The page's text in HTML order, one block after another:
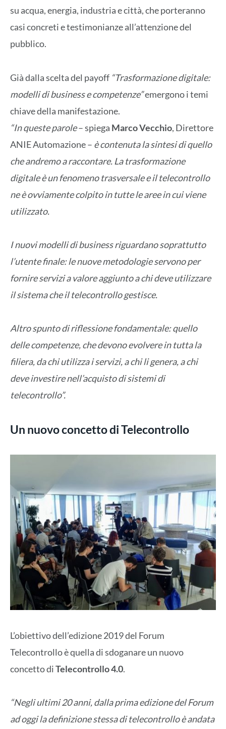
su acqua, energia, industria e città, che porteranno
casi concreti e testimonianze all’attenzione del
pubblico.
Già dalla scelta del payoff “Trasformazione digitale:
modelli di business e competenze”emergono i temi
chiave della manifestazione.
“In queste parole– spiega Marco Vecchio, Direttore
ANIE Automazione – è contenuta la sintesi di quello
che andremo a raccontare. La trasformazione
digitale è un fenomeno trasversale e il telecontrollo
ne è ovviamente colpito in tutte le aree in cui viene
utilizzato.
I nuovi modelli di business riguardano soprattutto
l’utente finale: le nuove metodologie servono per
fornire servizi a valore aggiunto a chi deve utilizzare
il sistema che il telecontrollo gestisce.
Altro spunto di riflessione fondamentale: quello
delle competenze, che devono evolvere in tutta la
filiera, da chi utilizza i servizi, a chi li genera, a chi
deve investire nell’acquisto di sistemi di
telecontrollo”.
Un nuovo concetto di Telecontrollo
L’obiettivo dell’edizione 2019 del Forum
Telecontrollo è quella di sdoganare un nuovo
concetto diTelecontrollo 4.0.
“Negli ultimi 20 anni, dalla prima edizione del Forum
ad oggi la definizione stessa di telecontrollo è andata